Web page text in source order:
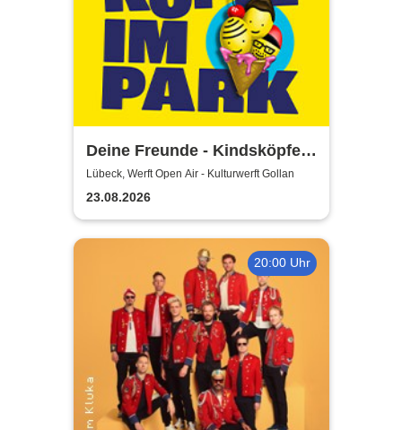
Deine Freunde - Kindsköpfe
im Park - Open Air 2026
Lübeck, Werft Open Air - Kulturwerft Gollan
23.08.2026
20:00 Uhr